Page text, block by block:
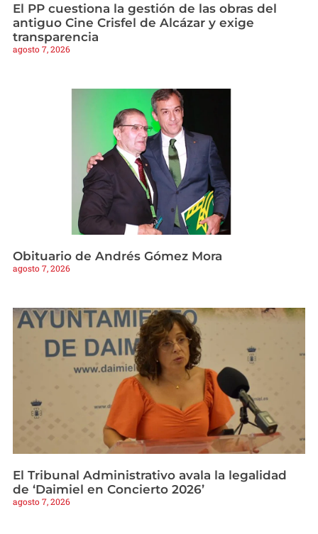
El PP cuestiona la gestión de las obras del
antiguo Cine Crisfel de Alcázar y exige
transparencia
agosto 7, 2026
Obituario de Andrés Gómez Mora
agosto 7, 2026
El Tribunal Administrativo avala la legalidad
de ‘Daimiel en Concierto 2026’
agosto 7, 2026